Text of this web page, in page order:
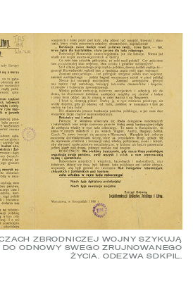
ZBRODNICZEJ WOJNY SZYKUJĄ
ODNOWY SWEGO ZRUJNOWANEGO
ŻYCIA. ODEZWA SDKPIL.